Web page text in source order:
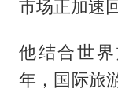
市场正加速
他结合世
年，国际旅